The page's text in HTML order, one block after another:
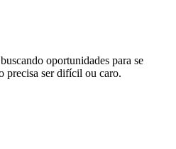
oportunidades para se
precisa ser difícil ou caro.